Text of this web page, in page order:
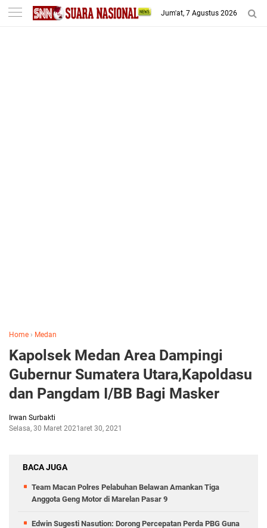
-->
Jum'at, 7 Agustus 2026
Home › Medan
Kapolsek Medan Area Dampingi
Gubernur Sumatera Utara,Kapoldasu
dan Pangdam I/BB Bagi Masker
Irwan Surbakti
Selasa, 30 Maret 2021Maret 30, 2021
BACA JUGA
Team Macan Polres Pelabuhan Belawan Amankan Tiga
Anggota Geng Motor di Marelan Pasar 9
Edwin Sugesti Nasution: Dorong Percepatan Perda PBG Guna